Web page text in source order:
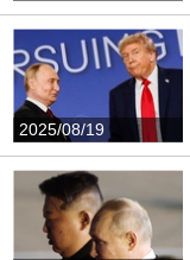
2025/08/19